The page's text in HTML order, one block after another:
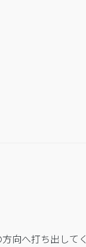
向へ打ち出してく